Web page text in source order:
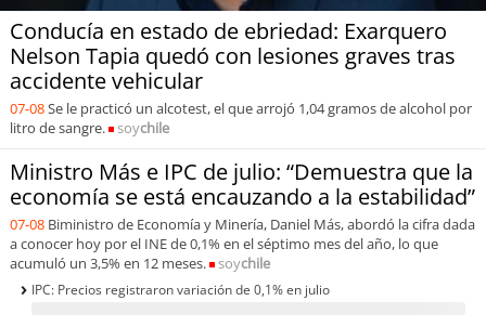
Conducía en estado de ebriedad: Exarquero
Nelson Tapia quedó con lesiones graves tras
accidente vehicular
07-08Se le practicó un alcotest, el que arrojó 1,04 gramos de alcohol por
litro de sangre.
soychile
Ministro Más e IPC de julio: “Demuestra que la
economía se está encauzando a la estabilidad”
07-08 Biministro de Economía y Minería, Daniel Más, abordó la cifra dada
a conocer hoy por el INE de 0,1% en el séptimo mes del año, lo que
acumuló un 3,5% en 12 meses.
soychile
IPC: Precios registraron variación de 0,1% en julio